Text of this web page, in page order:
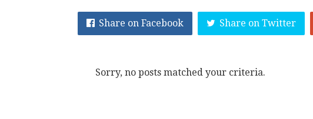
Share on Facebook Share on Twitter
Sorry, no posts matched your criteria.